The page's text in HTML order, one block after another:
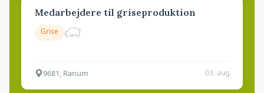
Medarbejdere til griseproduktion
Grise
9681, Ranum 03. aug.